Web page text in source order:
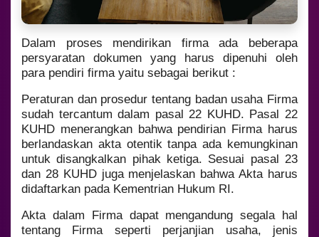
Dalam proses mendirikan firma ada beberapa
persyaratan dokumen yang harus dipenuhi oleh
para pendiri firma yaitu sebagai berikut :
Peraturan dan prosedur tentang badan usaha Firma
sudah tercantum dalam pasal 22 KUHD. Pasal 22
KUHD menerangkan bahwa pendirian Firma harus
berlandaskan akta otentik tanpa ada kemungkinan
untuk disangkalkan pihak ketiga. Sesuai pasal 23
dan 28 KUHD juga menjelaskan bahwa Akta harus
didaftarkan pada Kementrian Hukum RI.
Akta dalam Firma dapat mengandung segala hal
tentang Firma seperti perjanjian usaha, jenis